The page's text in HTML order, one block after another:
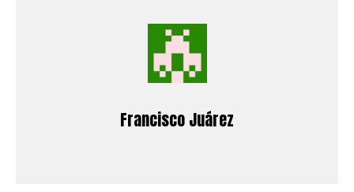
Francisco Juárez